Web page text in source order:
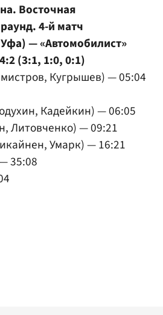
Восточная
4-й матч
— «Автомобилист»
(3:1, 1:0, 0:1)
Кугрышев) — 05:04
Кадейкин) — 06:05
Литовченко) — 09:21
Умарк) — 16:21
35:08